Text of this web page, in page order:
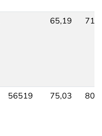
65,19
56519 75,03